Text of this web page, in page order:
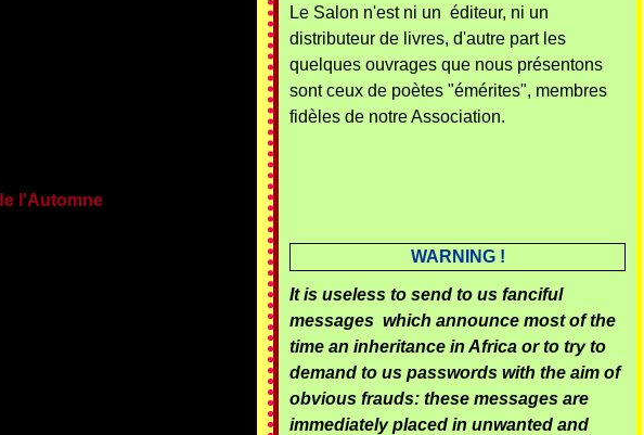
Le Salon n'est ni un éditeur, ni un
distributeur de livres, d'autre part les
quelques ouvrages que nous présentons
sont ceux de poètes "émérites", membres
fidèles de notre Association.
WARNING !
It is useless to send to us fanciful
messages which announce most of the
time an inheritance in Africa or to try to
demand to us passwords with the aim of
obvious frauds: these messages are
immediately placed in unwanted and